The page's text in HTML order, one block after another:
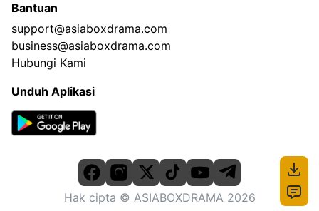
Bantuan
support@asiaboxdrama.com
business@asiaboxdrama.com
Hubungi Kami
Unduh Aplikasi
Hak cipta © ASIABOXDRAMA 2026